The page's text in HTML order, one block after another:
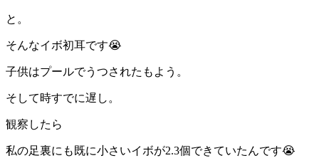
と。
そんなイボ初耳です😭
子供はプールでうつされたもよう。
そして時すでに遅し。
観察したら
私の足裏にも既に小さいイボが2.3個できていたんです😭